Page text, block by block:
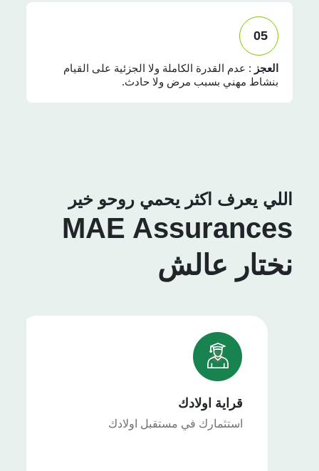
05
العجز : عدم القدرة الكاملة ولا الجزئية على القيام
بنشاط مهني بسبب مرض ولا حادث.
اللي يعرف اكثر يحمي روحو خير
MAE Assurances
نختار عالش
قراية اولادك
استثمارك في مستقبل اولادك